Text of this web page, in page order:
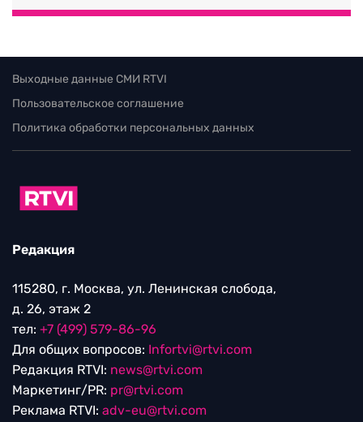
Выходные данные СМИ RTVI
Пользовательское соглашение
Политика обработки персональных данных
Редакция
115280, г. Москва, ул. Ленинская слобода,
д. 26, этаж 2
тел: +7 (499) 579-86-96
Для общих вопросов: Infortvi@rtvi.com
Редакция RTVI: news@rtvi.com
Маркетинг/PR: pr@rtvi.com
Реклама RTVI: adv-eu@rtvi.com